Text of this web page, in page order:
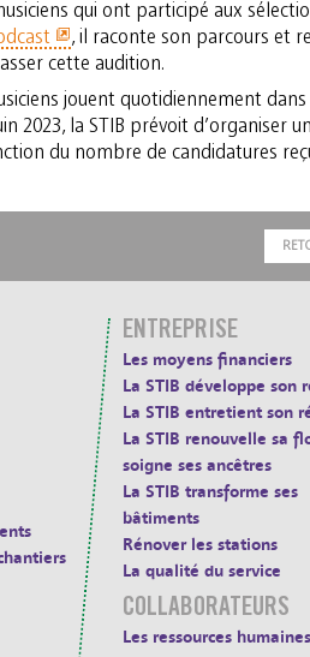
qui ont participé aux
, il raconte son parcours et
cette audition.
jouent quotidiennement dans
2023, la STIB prévoit d’organiser
du nombre de candidatures
ENTREPRISE
Les moyens financiers
La STIB développe son
La STIB entretient son
La STIB renouvelle sa
soigne ses ancêtres
La STIB transforme ses
bâtiments
Rénover les stations
La qualité du service
COLLABORATEURS
Les ressources humaines